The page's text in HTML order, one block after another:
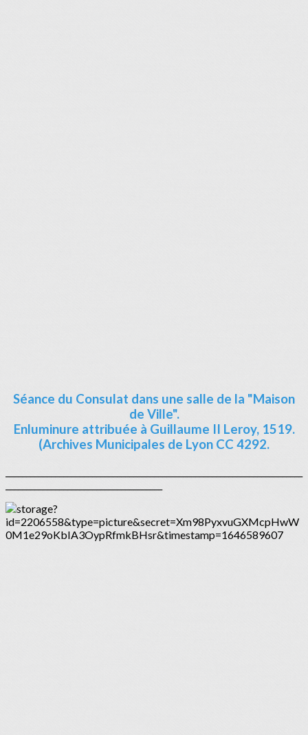
Séance du Consulat dans une salle de la "Maison
de Ville".
Enluminure attribuée à Guillaume II Leroy, 1519.
(Archives Municipales de Lyon CC 4292.